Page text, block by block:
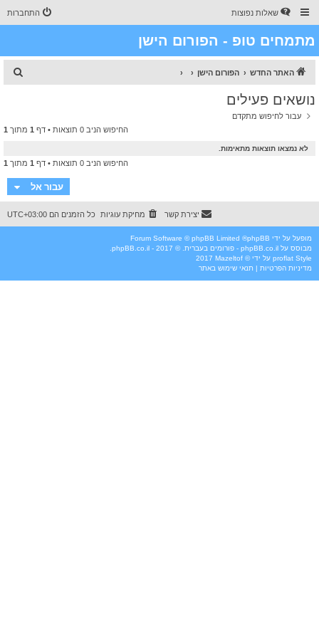
שאלות נפוצות התחברות
מתמחים טופ - הפורום הישן
האתר החדש הפורום הישן
נושאים פעילים
עבור לחיפוש מתקדם
החיפוש הניב 0 תוצאות • דף
1 מתוך 1
לא נמצאו תוצאות מתאימות.
החיפוש הניב 0 תוצאות • דף 1 מתוך 1
עבור אל
כל הזמנים הם UTC+03:00 מחיקת עוגיות יצירת קשר
מופעל על ידי phpBB
® Forum Software © phpBB Limited
מבוסס על phpBB.co.il - פורומים בעברית
. © 2017 - phpBB.co.il.
Style
proflat על ידי © Mazeltof
מדיניות הפרטיות | תנאי שימוש באתר